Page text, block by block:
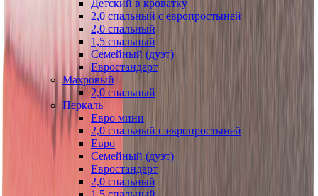
Детский в кроватку
2,0 спальный с европростыней
2,0 спальный
1,5 спальный
Семейный (дуэт)
Евростандарт
Махровый
2,0 спальный
Перкаль
Евро мини
2,0 спальный с европростыней
Евро
Семейный (дуэт)
Евростандарт
2,0 спальный